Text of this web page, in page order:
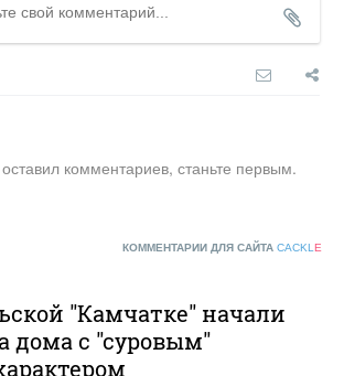
комментариев, станьте первым.
КОММЕНТАРИИ ДЛЯ САЙТА CACKL E
"Камчатке" начали
дома с "суровым"